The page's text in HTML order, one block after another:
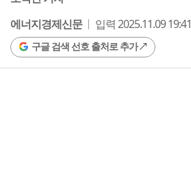
에너지경제신문
입력 2025.11.09 19:41
구글 검색 선호 출처로 추가